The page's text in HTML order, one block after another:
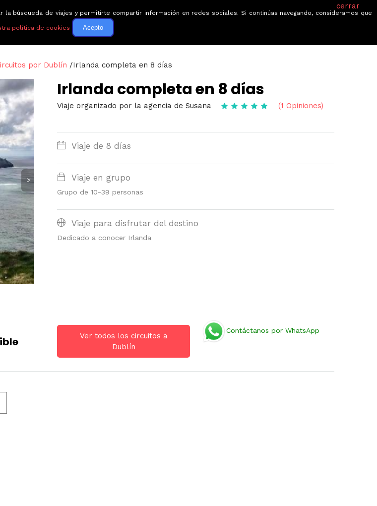
Circuitos Guías de viaje Ofertas Blog Quiénes somos
por Dublín /Irlanda completa en 8 días
>
Irlanda completa en 8 días
Viaje organizado por la agencia de Susana (1 Opiniones)
Viaje de 8 días
Viaje en grupo
Grupo de 10-39 personas
Viaje para disfrutar del destino
Dedicado a conocer Irlanda
Ver todos los circuitos a
Dublín
Contáctanos por WhatsApp
cerrar
búsqueda de viajes y permitirte compartir información en redes sociales. Si continúas navegando, consideramos que
política de cookies Acepto